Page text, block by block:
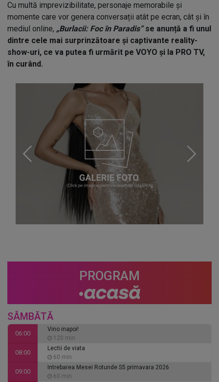
Cu multă imprevizibilitate, personaje memorabile și
momente care vor genera conversații atât pe ecran, cât și în
mediul online, „Burlacii: Foc în Paradis”se anunță a fi unul
dintre cele mai surprinzătoare și captivante reality-
show-uri, ce va putea fi urmărit pe VOYO și la PRO TV,
în curând.
PROGRAM
SÂMBĂTĂ
06:00
Vino inapoi!
120 min
08:00
Lectii de viata
60 min
09:00
Intrebarea Mesei Rotunde S5 primavara 2026
60 min